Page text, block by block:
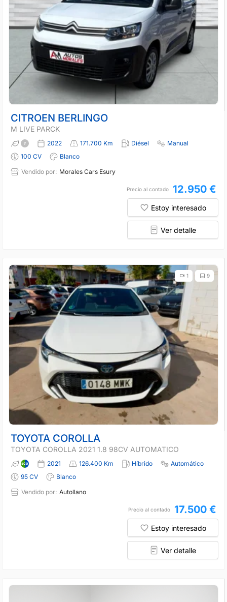
CITROEN BERLINGO
M LIVE PARCK
2022 171.700 Km Diésel
Manual
100 CV
Blanco
Vendido por: Morales Cars Esury
Precio al contado 12.950 €
Estoy interesado
Ver detalle
9
1
TOYOTA COROLLA
TOYOTA COROLLA 2021 1.8 98CV AUTOMATICO
2021 126.400 Km Híbrido
Automático
95 CV
Blanco
Vendido por: Autollano
Precio al contado 17.500 €
Estoy interesado
Ver detalle